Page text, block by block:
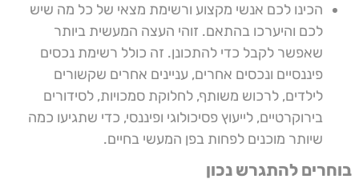
הכינו לכם אנשי מקצוע ורשימת מצאי של כל מה שיש
לכם והיערכו בהתאם. זוהי העצה המעשית ביותר
שאפשר לקבל כדי להתכונן. זה כולל רשימת נכסים
פיננסיים ונכסים אחרים, עניינים אחרים שקשורים
לילדים, לרכוש משותף, לחלוקת סמכויות, לסידורים
בירוקרטיים, לייעוץ פסיכולוגי ופיננסי, כדי שתגיעו כמה
שיותר מוכנים לפחות בפן המעשי בחיים.
בוחרים להתגרש נכון